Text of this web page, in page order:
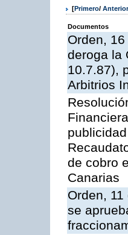
[Primero/ Anterior
Documentos
Orden,
deroga la
10.7.87),
Arbitrios
de cobro
Canarias
Orden,
se